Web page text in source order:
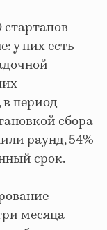
стартапов
у них есть
период
сбора
раунд, 54%
срок.
месяца